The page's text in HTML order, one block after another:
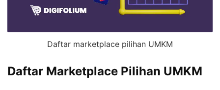
Daftar marketplace pilihan UMKM
Daftar Marketplace Pilihan UMKM